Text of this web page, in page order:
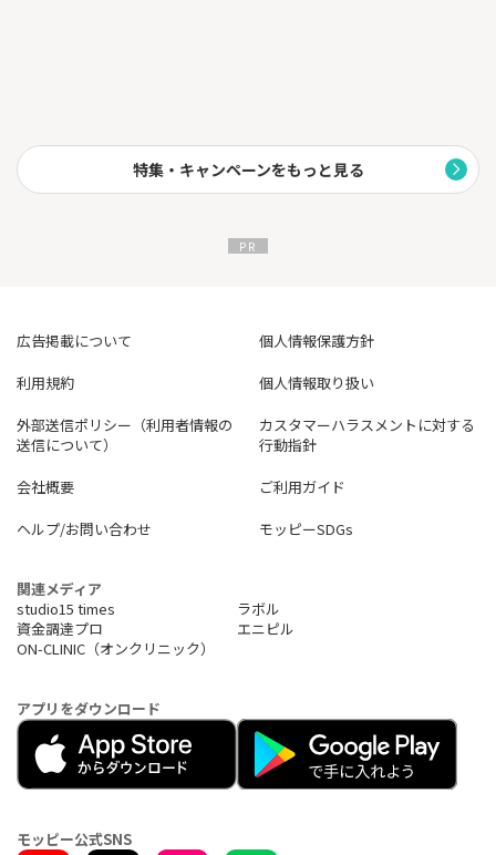
特集・キャンペーンをもっと見る
広告掲載について
個人情報保護方針
利用規約
個人情報取り扱い
外部送信ポリシー（利用者情報の
送信について）
カスタマーハラスメントに対する
行動指針
会社概要
ご利用ガイド
ヘルプ/お問い合わせ
モッピーSDGs
関連メディア
studio15 times
ラボル
資金調達プロ
エニピル
ON-CLINIC（オンクリニック）
アプリをダウンロード
モッピー公式SNS